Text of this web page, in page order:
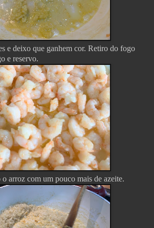
e deixo que ganhem cor. Retiro do fogo
e reservo.
arroz com um pouco mais de azeite.